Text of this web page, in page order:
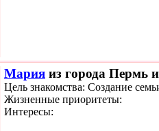
Мария из города Пермь
Цель знакомства: Создание
Жизненные приоритеты:
Интересы: